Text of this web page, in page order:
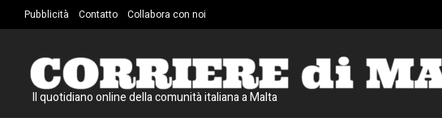
Pubblicità Contatto Collabora con noi
Il quotidiano online della comunità italiana a Malta